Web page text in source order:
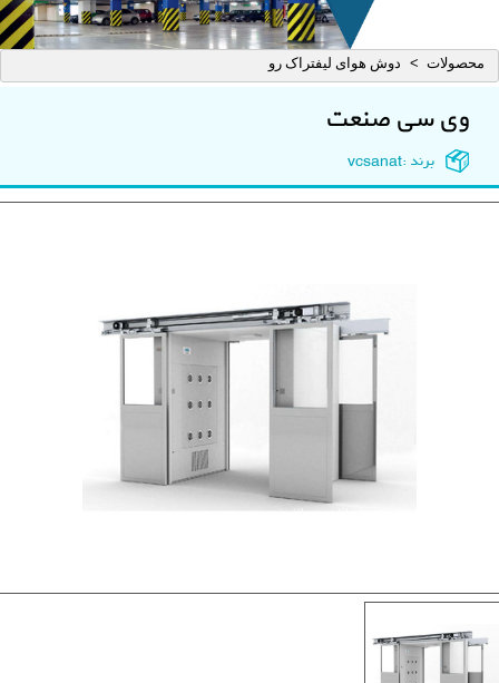
محصولات > دوش هوای لیفتراک رو
وی سی صنعت
برند :vcsanat